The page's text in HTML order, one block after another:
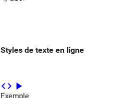
Styles de texte en ligne
code play_arrow
Exemple